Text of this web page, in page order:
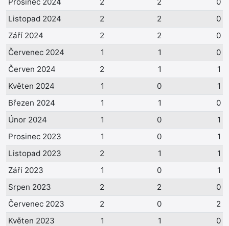
Listopad 2024
2 2
0
Září 2024
2 2
0
Červenec 2024
1 1
0
Červen 2024
2 1
1
Květen 2024
1 0
1
Březen 2024
1 1
0
Únor 2024
1 0
1
Prosinec 2023
1 0
1
Listopad 2023
2 1
1
Září 2023
1 0
1
Srpen 2023
2 2
0
Červenec 2023
2 0
2
Květen 2023
1 1
0